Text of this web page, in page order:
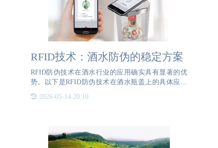
RFID技术：酒水防伪的稳定方案
RFID防伪技术在酒水行业的应用确实具有显著的优
势。以下是RFID防伪技术在酒水瓶盖上的具体应用
瓶盖：在酒水瓶盖上嵌入RFID标签。用户只需将手
2026-05-14 20:10